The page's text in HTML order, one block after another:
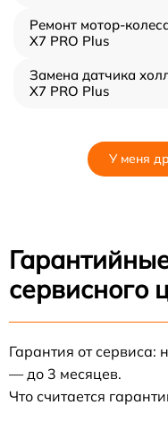
Ремонт мотор-
X7 PRO Plus
Замена датчика
X7 PRO Plus
У меня
сервисного
Гарантия от сервиса:
— до 3 месяцев.
Что считается